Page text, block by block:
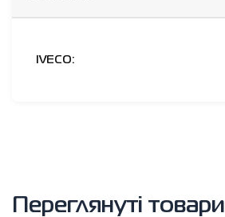
IVECO:
Переглянуті товари